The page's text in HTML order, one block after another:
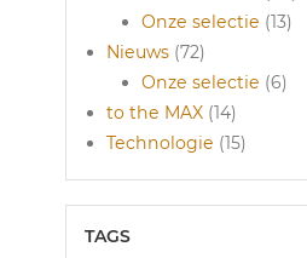
Onze selectie (13)
Nieuws (72)
Onze selectie (6)
to the MAX (14)
Technologie (15)
TAGS